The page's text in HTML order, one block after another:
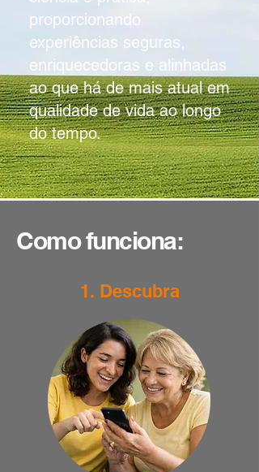
proporcionando
experiências seguras,
enriquecedoras e alinhadas
ao que há de mais atual em
qualidade de vida ao longo
do tempo.
Como funciona:
1. Descubra